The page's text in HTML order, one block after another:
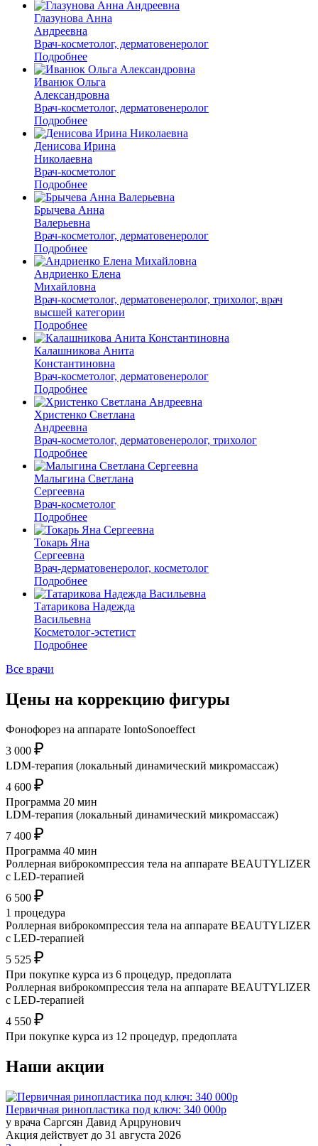
Глазунова Анна
Андреевна
Врач-косметолог, дерматовенеролог
Подробнее
Иванюк Ольга
Александровна
Врач-косметолог, дерматовенеролог
Подробнее
Денисова Ирина
Николаевна
Врач-косметолог
Подробнее
Брычева Анна
Валерьевна
Врач-косметолог, дерматовенеролог
Подробнее
Андриенко Елена
Михайловна
Врач-косметолог, дерматовенеролог, трихолог, врач
высшей категории
Подробнее
Калашникова Анита
Константиновна
Врач-косметолог, дерматовенеролог
Подробнее
Христенко Светлана
Андреевна
Врач-косметолог, дерматовенеролог, трихолог
Подробнее
Малыгина Светлана
Сергеевна
Врач-косметолог
Подробнее
Токарь Яна
Сергеевна
Врач-дерматовенеролог, косметолог
Подробнее
Татарикова Надежда
Васильевна
Косметолог-эстетист
Подробнее
Все врачи
Цены на коррекцию фигуры
Фонофорез на аппарате IontoSonoeffect
3 000 ₽
LDM-терапия (локальный динамический микромассаж)
4 600 ₽
Программа 20 мин
LDM-терапия (локальный динамический микромассаж)
7 400 ₽
Программа 40 мин
Роллерная виброкомпрессия тела на аппарате BEAUTYLIZER
с LED-терапией
6 500 ₽
1 процедура
Роллерная виброкомпрессия тела на аппарате BEAUTYLIZER
с LED-терапией
5 525 ₽
При покупке курса из 6 процедур, предоплата
Роллерная виброкомпрессия тела на аппарате BEAUTYLIZER
с LED-терапией
4 550 ₽
При покупке курса из 12 процедур, предоплата
Наши акции
Первичная ринопластика под ключ: 340 000р
у врача Саргсян Давид Арцрунович
Акция действует до 31 августа 2026